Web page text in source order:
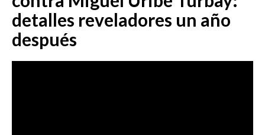
EMISIÓN 7:00 PM
EMISIÓN 11:30 PM
detalles reveladores un año
después